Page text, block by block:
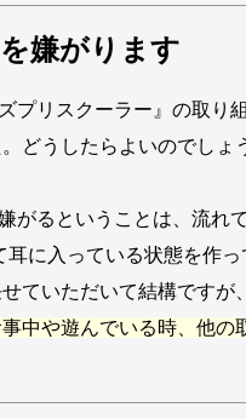
を嫌がります
プリスクーラー』の取
どうしたらよいのでしょ
がるということは、流
耳に入っている状態を作
ていただいて結構ですが、
中や遊んでいる時、他